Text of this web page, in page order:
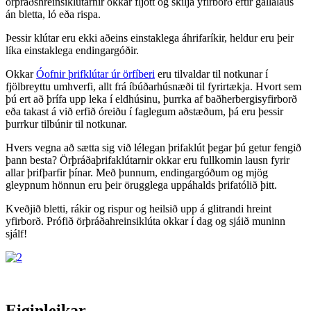
án bletta, ló eða rispa.
Þessir klútar eru ekki aðeins einstaklega áhrifaríkir, heldur eru þeir
líka einstaklega endingargóðir.
OkkarÓofnir þrifklútar úr örfíberi eru tilvaldar til notkunar í
fjölbreyttu umhverfi, allt frá íbúðarhúsnæði til fyrirtækja. Hvort sem
þú ert að þrífa upp leka í eldhúsinu, þurrka af baðherbergisyfirborð
eða takast á við erfið óreiðu í faglegum aðstæðum, þá eru þessir
þurrkur tilbúnir til notkunar.
Hvers vegna að sætta sig við lélegan þrifaklút þegar þú getur fengið
þann besta? Örþráðaþrifaklútarnir okkar eru fullkomin lausn fyrir
allar þrifþarfir þínar. Með þunnum, endingargóðum og mjög
gleypnum hönnun eru þeir örugglega uppáhalds þrifatólið þitt.
Kveðjið bletti, rákir og rispur og heilsið upp á glitrandi hreint
yfirborð. Prófið örþráðahreinsiklúta okkar í dag og sjáið muninn
sjálf!